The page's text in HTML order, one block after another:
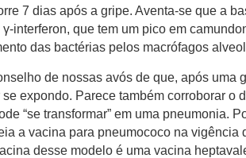
7 dias após a gripe. Aventa-se que a
interferon, que tem um pico em
das bactérias pelos macrófagos
de nossas avós de que, após uma
expondo. Parece também corroborar o
“se transformar” em uma pneumonia.
a vacina para pneumococo na vigência
desse modelo é uma vacina